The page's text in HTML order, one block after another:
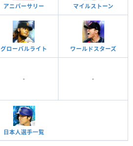
アニバーサリー マイルストーン
グローバルライト ワールドスターズ
- -
日本人選手一覧